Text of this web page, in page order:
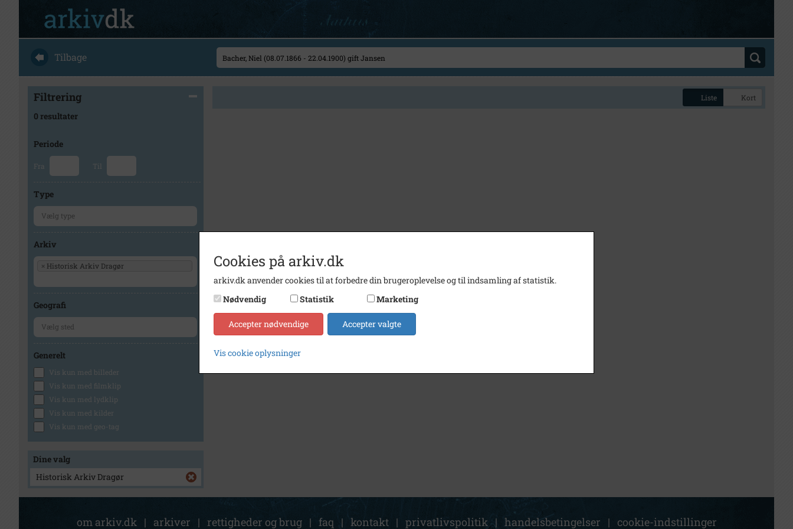
Tilbage
Filtrering
0 resultater
Periode
Fra Til
Type
Arkiv
× Historisk Arkiv Dragør
Geografi
Generelt
Vis kun med billeder
Vis kun med filmklip
Vis kun med lydklip
Vis kun med kilder
Vis kun med geo-tag
Dine valg
Historisk Arkiv Dragør
Liste Kort
om arkiv.dk | arkiver | rettigheder og brug | faq | kontakt | privatlivspolitik | handelsbetingelser | cookie-indstillinger
Cookies på arkiv.dk
arkiv.dk anvender cookies til at forbedre din brugeroplevelse og til indsamling af statistik.
Nødvendig
Statistik Marketing
Accepter nødvendige Accepter valgte
Vis cookie oplysninger